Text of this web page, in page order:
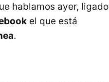
hablamos ayer, ligado
el que está
.